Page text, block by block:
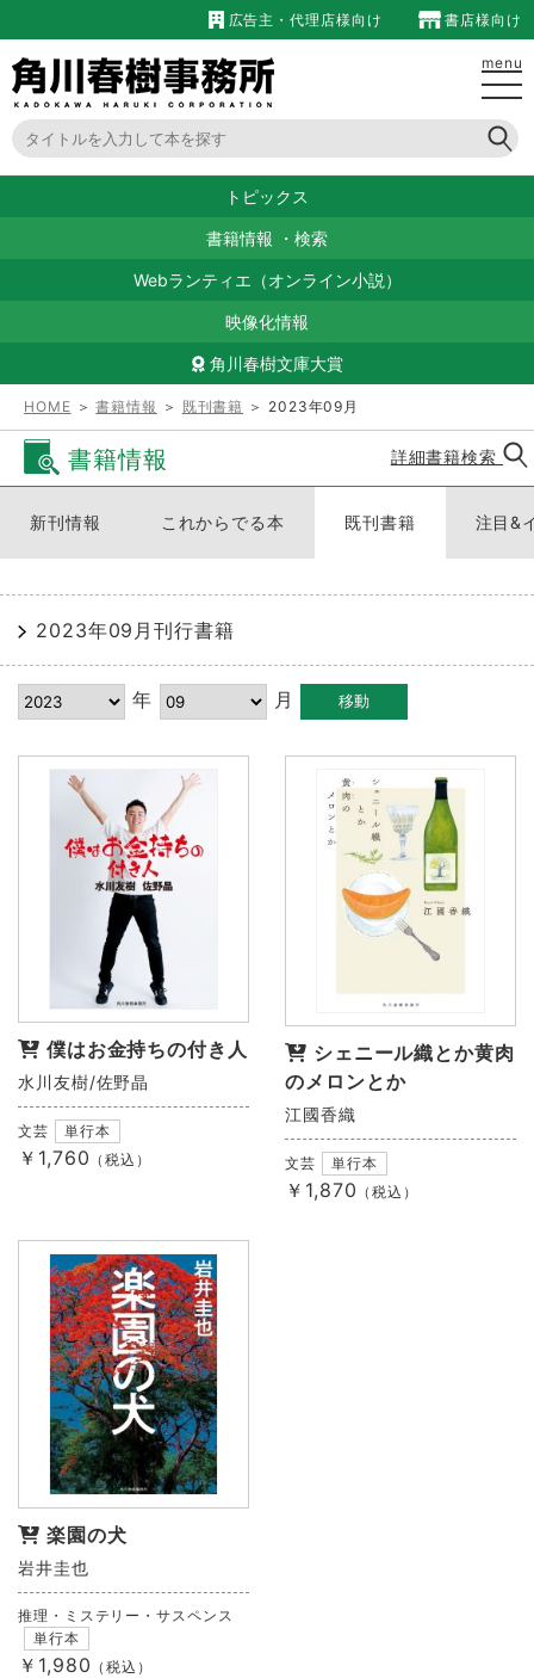
広告主・代理店様向け 書店様向け
menu
トピックス
書籍情報 ・ 検索
Webランティエ（オンライン小説）
映像化情報
角川春樹文庫大賞
HOME ＞書籍情報 ＞ 既刊書籍 ＞ 2023年09月
書籍情報 詳細書籍検索
新刊情報 これからでる本 既刊書籍 注目&
2023年09月刊行書籍
年 月
僕はお金持ちの付き人
水川友樹/佐野晶
文芸 単行本
￥1,760 （税込）
シェニール織とか黄肉
のメロンとか
江國香織
文芸 単行本
￥1,870 （税込）
楽園の犬
岩井圭也
推理・ミステリー・サスペンス
単行本
￥1,980 （税込）